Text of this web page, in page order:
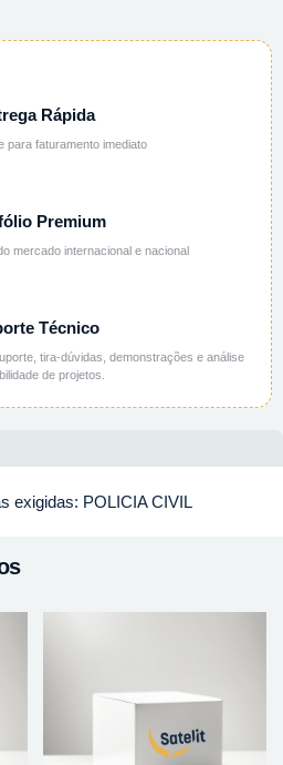
Rápida
para faturamento imediato
Premium
mercado internacional e nacional
Técnico
tira-dúvidas, demonstrações e análise
de projetos.
exigidas: POLICIA CIVIL